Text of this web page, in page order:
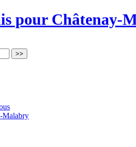
pour Châtenay-
>>
Malabry